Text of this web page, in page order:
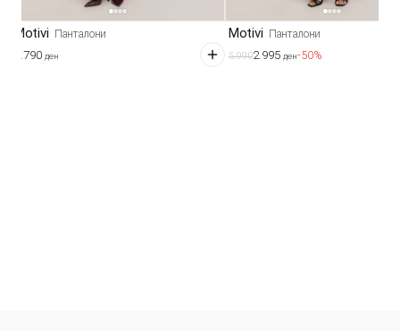
Motivi Панталони
4.790 ден
Motivi Панталони
5.9902.995 ден-50%